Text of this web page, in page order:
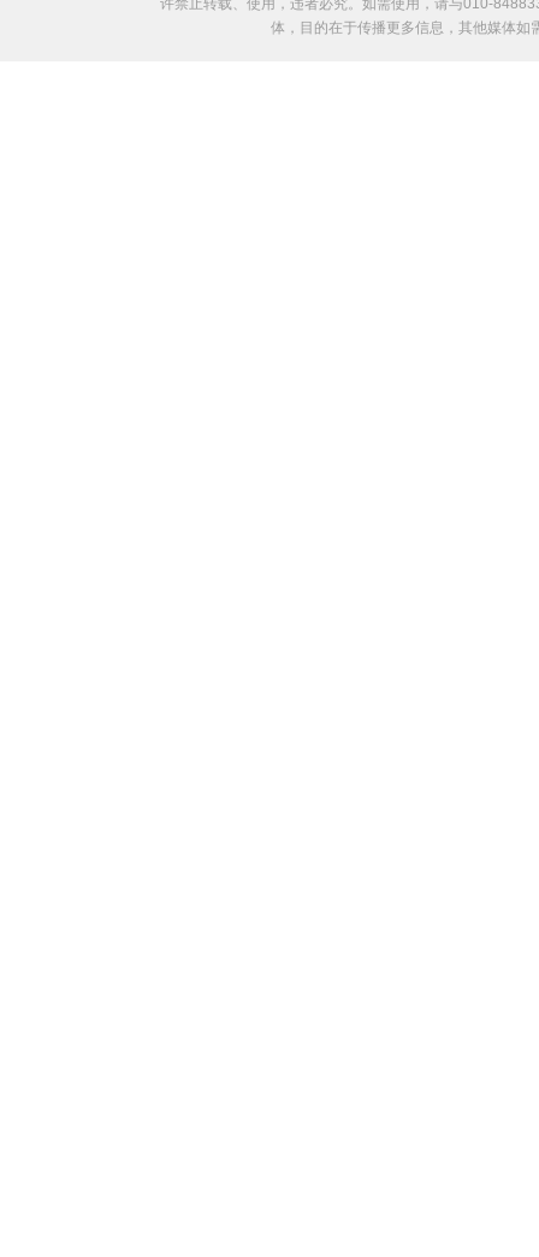
许禁止转载、使用，违者必究。如需使用，请与010-
体，目的在于传播更多信息，其他媒体